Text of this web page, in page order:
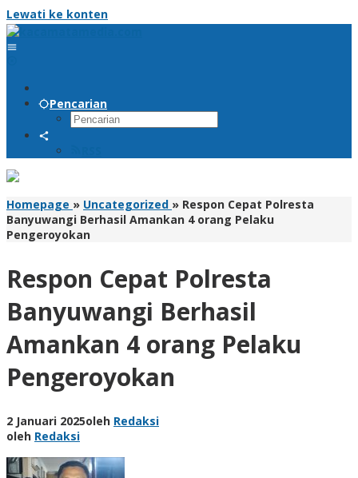
Lewati ke konten
Pencarian
Homepage » Uncategorized » Respon Cepat Polresta
Banyuwangi Berhasil Amankan 4 orang Pelaku
Pengeroyokan
Respon Cepat Polresta
Banyuwangi Berhasil
Amankan 4 orang Pelaku
Pengeroyokan
2 Januari 2025oleh Redaksi
oleh Redaksi